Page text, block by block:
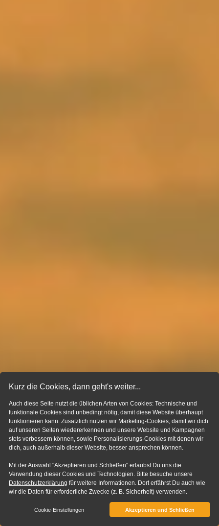
Kurz die Cookies, dann geht's weiter...
Auch diese Seite nutzt die üblichen Arten von Cookies: Technische und
funktionale Cookies sind unbedingt nötig, damit diese Website überhaupt
funktionieren kann. Zusätzlich nutzen wir Marketing-Cookies, damit wir dich
auf unseren Seiten wiedererkennen und unsere Website und Kampagnen
stets verbessern können, sowie Personalisierungs-Cookies mit denen wir
dich, auch außerhalb dieser Website, besser ansprechen können.
Mit der Auswahl "Akzeptieren und Schließen" erlaubst Du uns die
Verwendung dieser Cookies und Technologien. Bitte besuche unsere
Datenschutzerklärung für weitere Informationen. Dort erfährst Du auch wie
wir die Daten für erforderliche Zwecke (z. B. Sicherheit) verwenden.
Cookie-Einstellungen Akzeptieren und Schließen